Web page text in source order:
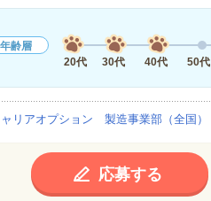
年齢層
20代
30代 40代 50代
リアオプション 製造事業部（全国）
応募する